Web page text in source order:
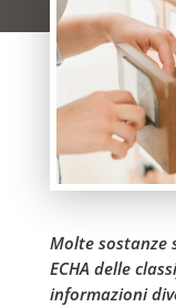
Molte sostanze
ECHA delle
informazioni